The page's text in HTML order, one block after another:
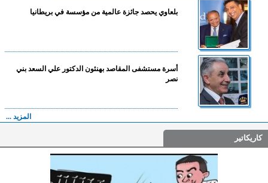
بلعاوي يحصد جائزة عالمية من مؤسسة في بريطانيا
أسرة مستشفى المقاصد بهنئون الدكتور علي السعد بني
نصر
المزيد ...
كاريكاتير